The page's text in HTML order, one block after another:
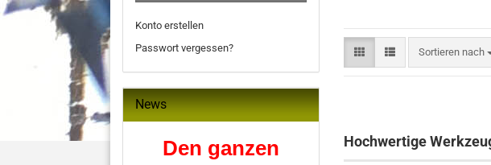
Sortieren nach
Sortieren nach
Hochwertige
Konto erstellen
Passwort vergessen?
News
Den ganzen